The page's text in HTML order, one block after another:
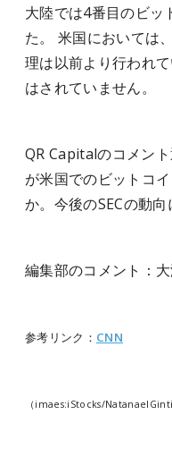
大陸では4番目のビッ
た。
米国においては
理は以前より行われ
はされていません。
QR Capitalのコメン
が米国でのビットコ
か。今後のSECの動向
編集部のコメント：
参考リンク： CNN
（imaes:iStocks/